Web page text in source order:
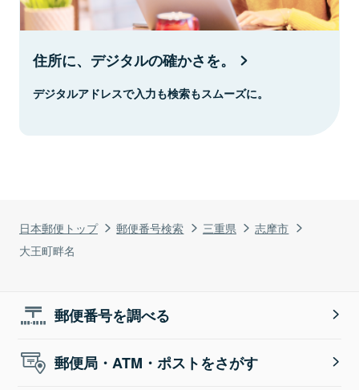
日本郵便トップ 郵便番号検索 三重県
志摩市
大王町畔名
住所に、デジタルの確かさを。
デジタルアドレスで入力も検索もスムーズに。
郵便番号を調べる
郵便局・ATM・ポストをさがす